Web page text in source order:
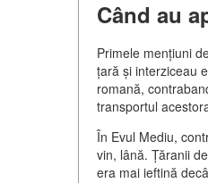
Când au
Primele mențiuni
țară și interziceau
romană,
transportul
În Evul Mediu,
vin, lână. Țăranii
era mai ieftină